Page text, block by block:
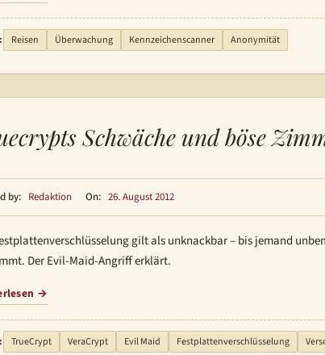
Reisen Überwachung Kennzeichenscanner Anonymität
Schwäche und böse
by: Redaktion On: 26. August 2012
gilt als unknackbar – bis jemand
Der Evil-Maid-Angriff erklärt.
TrueCrypt VeraCrypt Evil Maid Festplattenverschlüsselung